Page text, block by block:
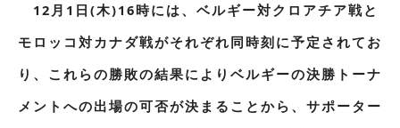
12月1日(木)16時には、ベルギー対クロアチア戦と
モロッコ対カナダ戦がそれぞれ同時刻に予定されてお
り、これらの勝敗の結果によりベルギーの決勝トーナ
メントへの出場の可否が決まることから、サポーター